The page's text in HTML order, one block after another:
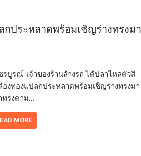
กประหลาดพร้อมเชิญร่างทรงมา
รบูรณ์-เจ้าของร้านล้างรถ ได้ปลาไหลตัวสี
องทองแปลกประหลาดพร้อมเชิญร่างทรงมา
ทรงตาม…
MORE